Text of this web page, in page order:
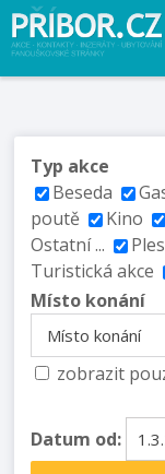
Typ akce
Beseda
poutě
Kino
Ostatní ...
Ples
Turistická akce
Místo konání
zobrazit
Datum od: